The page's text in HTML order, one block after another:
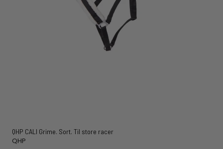
QHP CALI Grime. Sort. Til store racer
QHP